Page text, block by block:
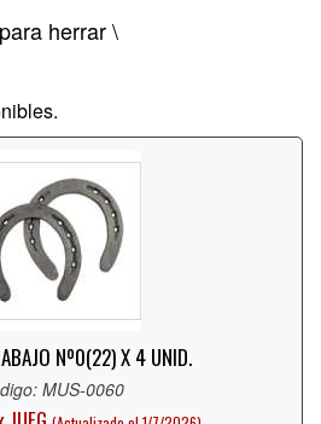
herrar \
Nº0(22) X 4 UNID.
MUS-0060